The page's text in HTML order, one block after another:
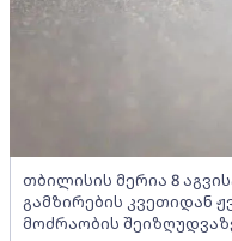
თბილისის მერია 8
გამზირების კვეთიდან
მოძრაობის